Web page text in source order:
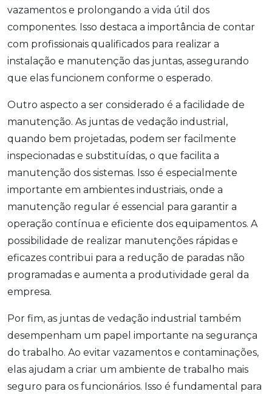
vazamentos e prolongando a vida útil dos
componentes. Isso destaca a importância de contar
com profissionais qualificados para realizar a
instalação e manutenção das juntas, assegurando
que elas funcionem conforme o esperado.
Outro aspecto a ser considerado é a facilidade de
manutenção. As juntas de vedação industrial,
quando bem projetadas, podem ser facilmente
inspecionadas e substituídas, o que facilita a
manutenção dos sistemas. Isso é especialmente
importante em ambientes industriais, onde a
manutenção regular é essencial para garantir a
operação contínua e eficiente dos equipamentos. A
possibilidade de realizar manutenções rápidas e
eficazes contribui para a redução de paradas não
programadas e aumenta a produtividade geral da
empresa.
Por fim, as juntas de vedação industrial também
desempenham um papel importante na segurança
do trabalho. Ao evitar vazamentos e contaminações,
elas ajudam a criar um ambiente de trabalho mais
seguro para os funcionários. Isso é fundamental para